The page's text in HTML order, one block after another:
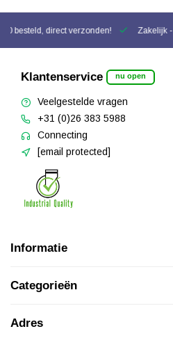
besteld, direct verzonden! Zakelijk -
Klantenservice nu open
Veelgestelde vragen
+31 (0)26 383 5988
Connecting
[email protected]
Informatie
Categorieën
Adres